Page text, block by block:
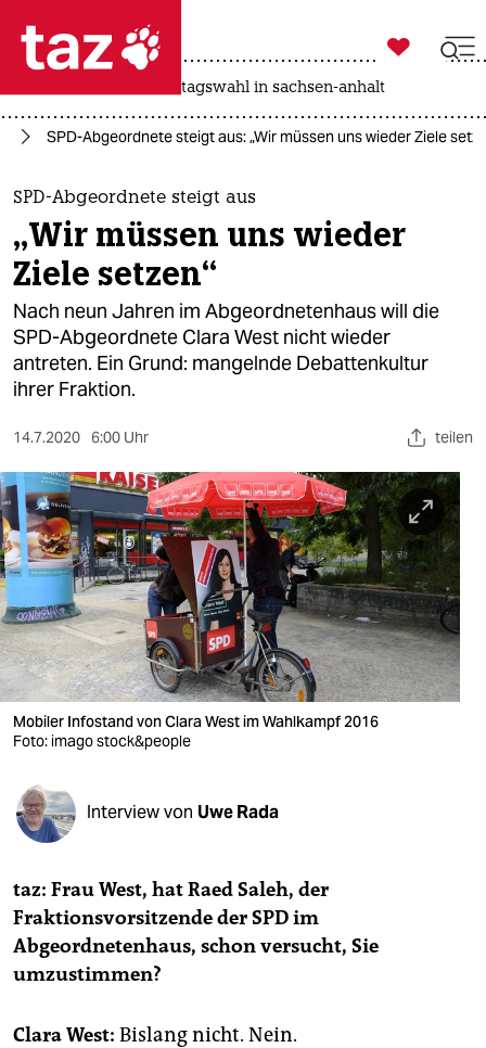
 taz zahl ich
taz zahl ich
themen
politik
öko
gesellschaft
kultur
sport
berlin
nord
wahrheit
verlag
verlag
veranstaltungen
fragen & hilfe
unterstützen
abo
genossenschaft
epaper login

taz zahl ich
landtagswahl in sachsen-anhalt
SPD-Abgeordnete steigt aus: „Wir müssen uns wieder Ziele
SPD-Abgeordnete steigt aus
„Wir müssen uns wieder
Ziele setzen“
Nach neun Jahren im Abgeordnetenhaus will die
SPD-Abgeordnete Clara West nicht wieder
antreten. Ein Grund: mangelnde Debattenkultur
ihrer Fraktion.
14.7.2020 6:00 Uhr teilen
Mobiler Infostand von Clara West im Wahlkampf 2016
Foto: imago stock&people
Interview von Uwe Rada
taz: Frau West, hat Raed Saleh, der
Fraktionsvorsitzende der SPD im
Abgeordnetenhaus, schon versucht, Sie
umzustimmen?
Clara West: Bislang nicht. Nein.